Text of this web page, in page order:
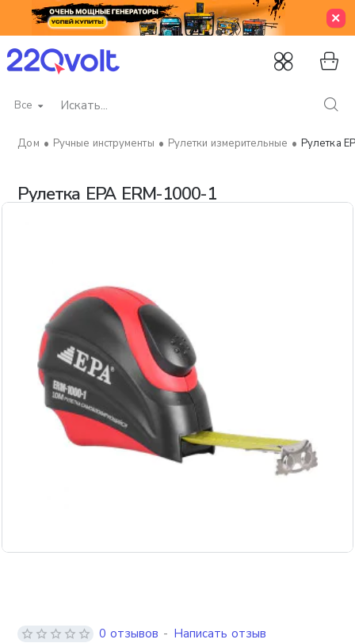
Все
Искать...
Рулетка EPA ERM-1000-1
Ручные инструменты Рулетки измерительные Рулетка
0 отзывов - Написать отзыв